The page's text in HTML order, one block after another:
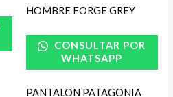
CONSULTAR POR
WHATSAPP
PANTALON PATAGONIA